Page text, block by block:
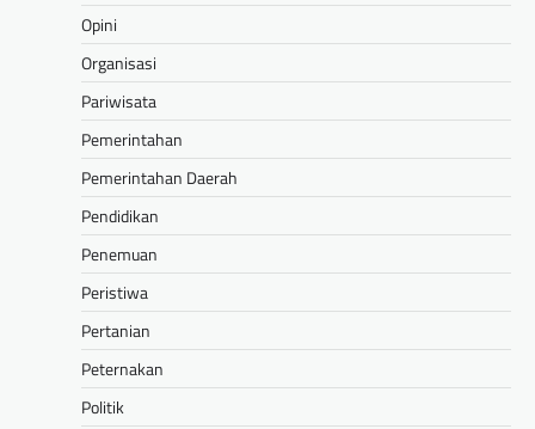
Opini
Organisasi
Pariwisata
Pemerintahan
Pemerintahan Daerah
Pendidikan
Penemuan
Peristiwa
Pertanian
Peternakan
Politik